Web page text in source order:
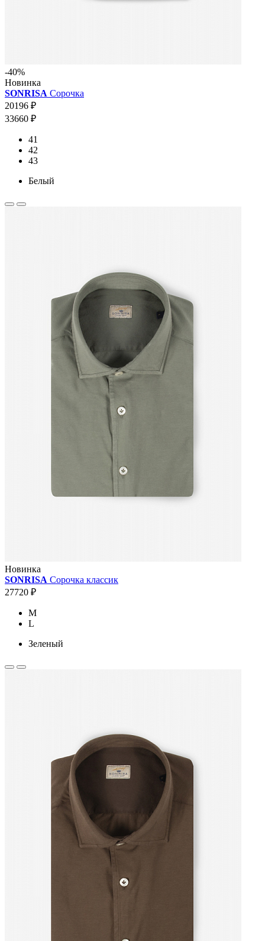
-40%
Новинка
SONRISA Сорочка
20196 ₽
33660 ₽
41
42
43
Белый
Новинка
SONRISA Сорочка классик
27720 ₽
M
L
Зеленый